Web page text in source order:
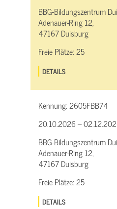
BBG-Bildungszentrum
Adenauer-Ring 12,
47167 Duisburg
Freie Plätze:25
DETAILS
Kennung:2605FBB74
20.10.2026 –
BBG-Bildungszentrum
Adenauer-Ring 12,
47167 Duisburg
Freie Plätze:25
DETAILS